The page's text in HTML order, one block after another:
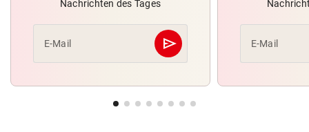
Nachrichten des Tages
E-Mail send
Abschicken E-Mail